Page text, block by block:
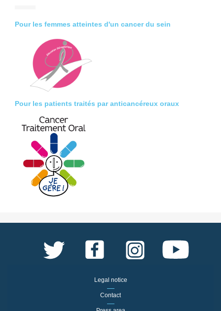
Pour les femmes atteintes d'un cancer du sein
Pour les patients traités par anticancéreux oraux
Legal notice
Contact